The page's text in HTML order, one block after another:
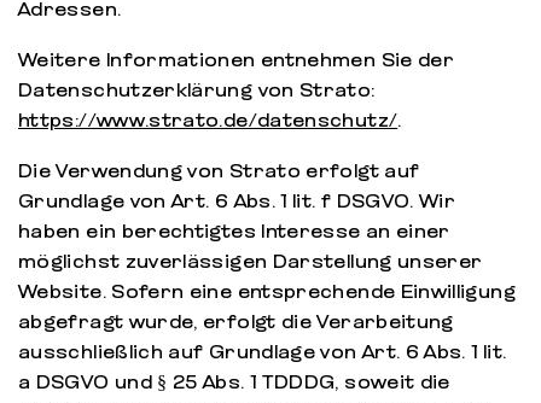
Adressen.
Weitere Informationen entnehmen Sie der
Datenschutzerklärung von Strato:
https://www.strato.de/datenschutz/.
Die Verwendung von Strato erfolgt auf
Grundlage von Art. 6 Abs. 1 lit. f DSGVO. Wir
haben ein berechtigtes Interesse an einer
möglichst zuverlässigen Darstellung unserer
Website. Sofern eine entsprechende Einwilligung
abgefragt wurde, erfolgt die Verarbeitung
ausschließlich auf Grundlage von Art. 6 Abs. 1 lit.
a DSGVO und § 25 Abs. 1 TDDDG, soweit die